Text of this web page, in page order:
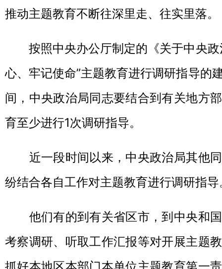
推动主题教育不断往深里走、往实里落。
按照中央办公厅制定的《关于中央政
心、牢记使命”主题教育进行调研指导的
间，中央政治局同志要结合到有关地方
育至少进行1次调研指导。
近一段时间以来，中央政治局其他同
纷结合各自工作对主题教育进行调研指导
他们有的到有关省区市，到中央和国
考察调研、听取工作汇报等对开展主题
抓好本地区本部门本单位主题教育第一